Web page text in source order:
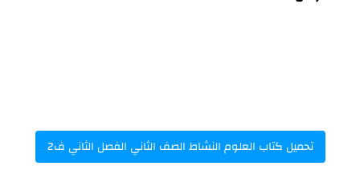
تحميل كتاب العلوم النشاط الصف الثاني الفصل الثاني ف2